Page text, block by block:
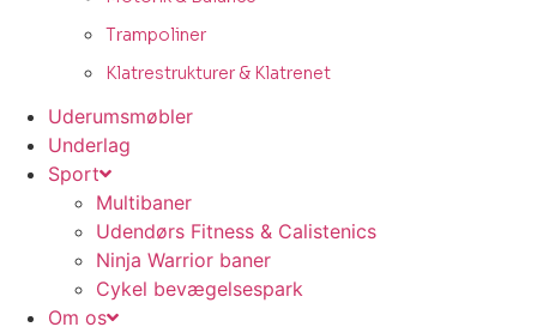
Trampoliner
Klatrestrukturer & Klatrenet
Uderumsmøbler
Underlag
Sport
Multibaner
Udendørs Fitness & Calistenics
Ninja Warrior baner
Cykel bevægelsespark
Om os